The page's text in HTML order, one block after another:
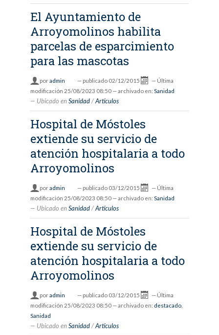
El Ayuntamiento de
Arroyomolinos habilita
parcelas de esparcimiento
para las mascotas
poradmin — publicado 02/12/2015 — Última
modificación 25/08/2023 08:50 — archivado en: Sanidad
Ubicado en Sanidad /Artículos
Hospital de Móstoles
extiende su servicio de
atención hospitalaria a todo
Arroyomolinos
poradmin — publicado 03/12/2015 — Última
modificación 25/08/2023 08:50 — archivado en: Sanidad
Ubicado en Sanidad /Artículos
Hospital de Móstoles
extiende su servicio de
atención hospitalaria a todo
Arroyomolinos
poradmin — publicado 03/12/2015 — Última
modificación 25/08/2023 08:50 — archivado en: destacado,
Sanidad
Ubicado en Sanidad /Artículos